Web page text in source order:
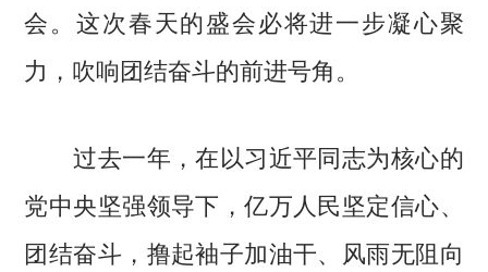
会。这次春天的盛会必将进一步凝心聚
力，吹响团结奋斗的前进号角。
过去一年，在以习近平同志为核心的
党中央坚强领导下，亿万人民坚定信心、
团结奋斗，撸起袖子加油干、风雨无阻向